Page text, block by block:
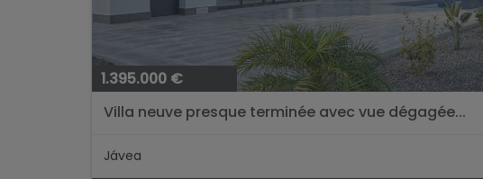
1.395.000 €
Villa neuve presque terminée avec vue dégagée...
Jávea